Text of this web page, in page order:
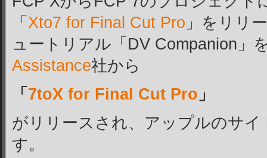
「 Xto7 for Final Cut Pro 」をリリ
ュートリアル「DV Companion」
Assistance社から
「 7toX for Final Cut Pro 」
がリリースされ、アップルのサ
す。